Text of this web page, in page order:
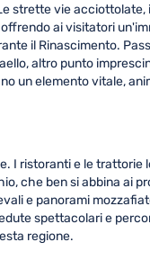
strette vie
ai visitatori
il Rinascimento.
altro punto
un elemento vitale,
I ristoranti e le
che ben si abbina ai
e panorami
spettacolari e
regione.